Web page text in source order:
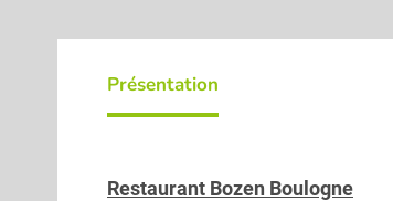
Présentation
Restaurant Bozen Boulogne